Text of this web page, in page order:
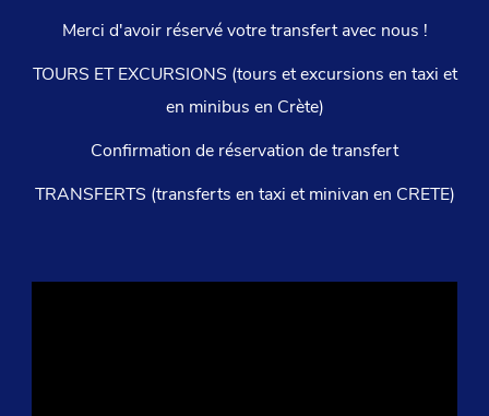
Merci d'avoir réservé votre transfert avec nous !
TOURS ET EXCURSIONS (tours et excursions en taxi et
en minibus en Crète)
Confirmation de réservation de transfert
TRANSFERTS (transferts en taxi et minivan en CRETE)